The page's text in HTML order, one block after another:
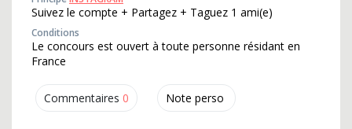
Commentaires 0 Note perso
Suivez le compte + Partagez + Taguez 1 ami(e)
Conditions
Le concours est ouvert à toute personne résidant en
France